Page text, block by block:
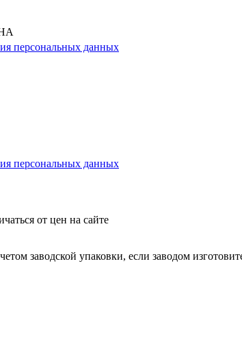
персональных данных
персональных данных
от цен на сайте
заводской упаковки, если заводом